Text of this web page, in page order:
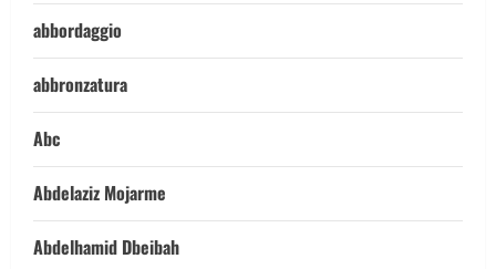
abbordaggio
abbronzatura
Abc
Abdelaziz Mojarme
Abdelhamid Dbeibah